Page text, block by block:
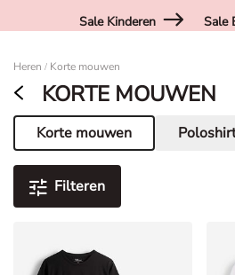
Sale Kinderen
Sale
Heren / Korte mouwen
KORTE MOUWEN
Korte mouwen
Huidige pagina
Filteren